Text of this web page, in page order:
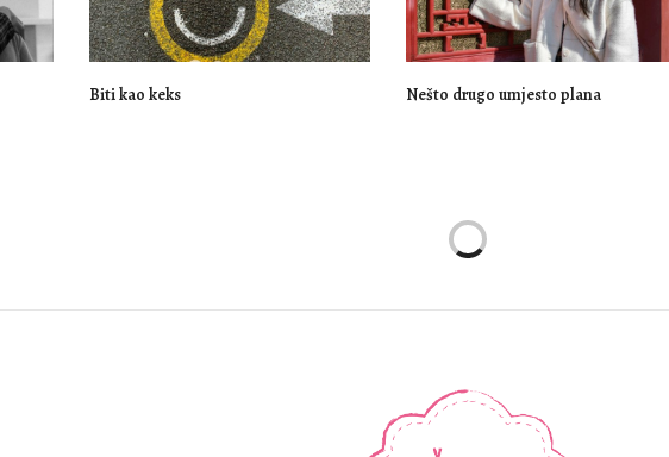
Biti kao keks Nešto drugo umjesto plana